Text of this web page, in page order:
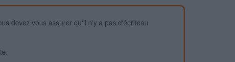
devez vous assurer qu'il n'y a pas d'écriteau